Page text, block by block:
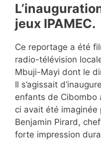
jeux IPAMEC.
Ce reportage a été
radio-télévision
Mbuji-Mayi dont le
Il s’agissait
enfants de Cibombo
ci avait été imaginée
Benjamin Pirard,
forte impression